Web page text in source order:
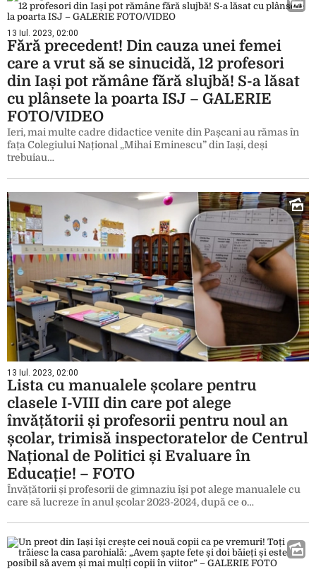
13 Iul. 2023, 02:00
Fără precedent! Din cauza unei femei
care a vrut să se sinucidă, 12 profesori
din Iași pot rămâne fără slujbă! S-a lăsat
cu plânsete la poarta ISJ – GALERIE
FOTO/VIDEO
Ieri, mai multe cadre didactice venite din Pașcani au rămas în
fața Colegiului Național „Mihai Eminescu” din Iași, deși
trebuiau…
13 Iul. 2023, 02:00
Lista cu manualele școlare pentru
clasele I-VIII din care pot alege
învățătorii și profesorii pentru noul an
școlar, trimisă inspectoratelor de Centrul
Național de Politici și Evaluare în
Educație! – FOTO
Învățătorii și profesorii de gimnaziu își pot alege manualele cu
care să lucreze în anul școlar 2023-2024, după ce o…